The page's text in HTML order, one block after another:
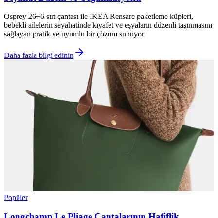
Osprey 26+6 sırt çantası ile IKEA Rensare paketleme küpleri,
bebekli ailelerin seyahatinde kıyafet ve eşyaların düzenli taşınmasını
sağlayan pratik ve uyumlu bir çözüm sunuyor.
Daha fazla bilgi edinin
Popüler